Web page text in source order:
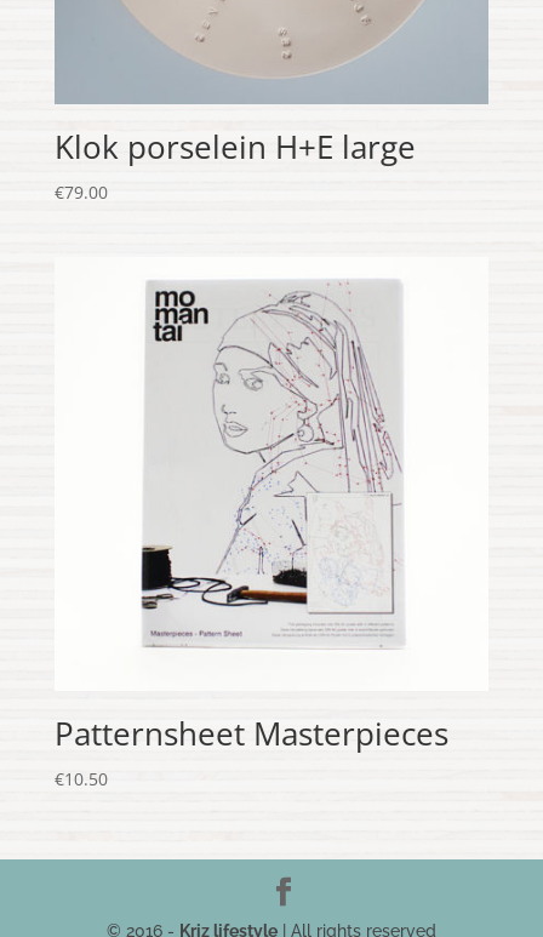
Klok porselein H+E large
€79.00
Patternsheet Masterpieces
€10.50
© 2016 - Kriz lifestyle| All rights reserved